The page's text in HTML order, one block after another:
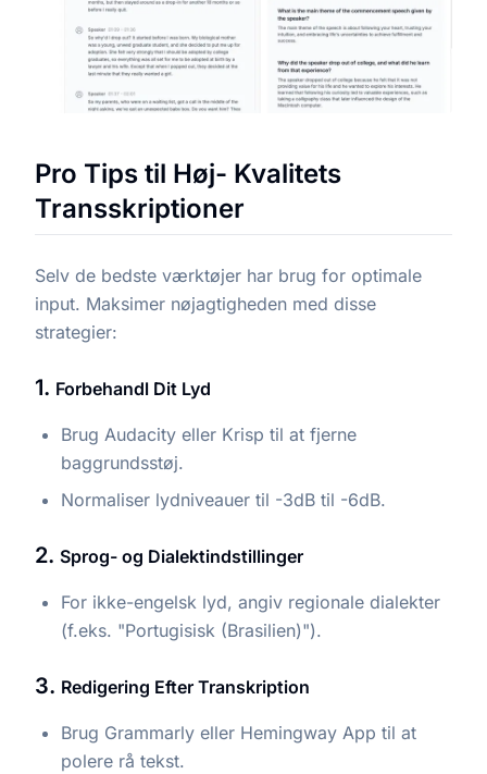
Pro Tips til Høj- Kvalitets
Transskriptioner
Selv de bedste værktøjer har brug for optimale
input. Maksimer nøjagtigheden med disse
strategier:
1. Forbehandl Dit Lyd
Brug Audacity eller Krisp til at fjerne
baggrundsstøj.
Normaliser lydniveauer til -3dB til -6dB.
2. Sprog- og Dialektindstillinger
For ikke-engelsk lyd, angiv regionale dialekter
(f.eks. "Portugisisk (Brasilien)").
3. Redigering Efter Transkription
Brug Grammarly eller Hemingway App til at
polere rå tekst.